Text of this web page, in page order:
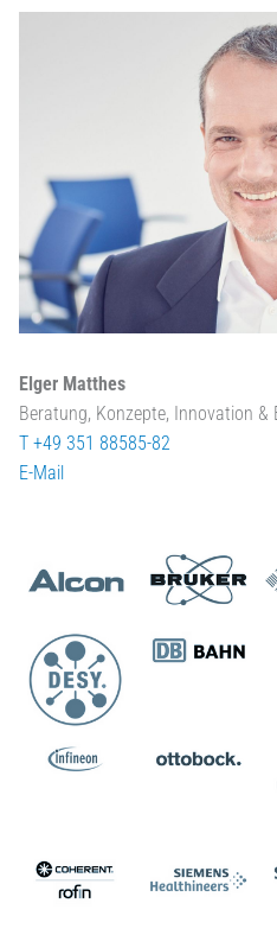
Elger Matthes
Beratung, Konzepte, Innovation &
T +49 351 88585-82
E-Mail